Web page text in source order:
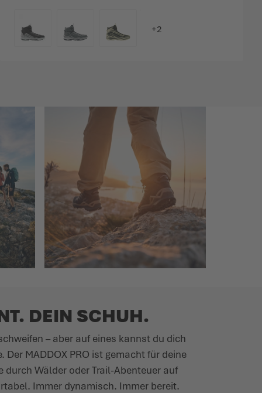
FARBE
DEIN SCHUH.
– aber auf eines kannst du dich
Der MADDOX PRO ist gemacht für deine
durch Wälder oder Trail-Abenteuer auf
Immer dynamisch. Immer bereit.